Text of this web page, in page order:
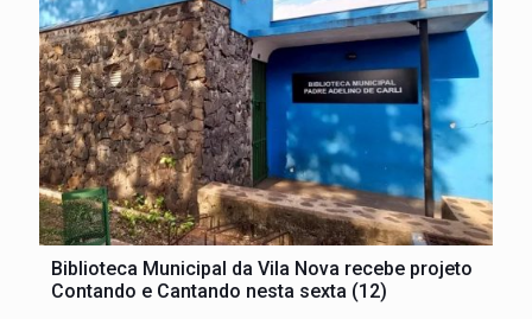
Biblioteca Municipal da Vila Nova recebe projeto
Contando e Cantando nesta sexta (12)